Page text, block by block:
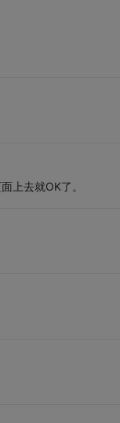
上去就OK了。